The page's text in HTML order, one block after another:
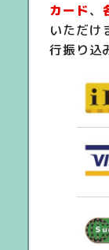
カード、
いただけ
行振り込